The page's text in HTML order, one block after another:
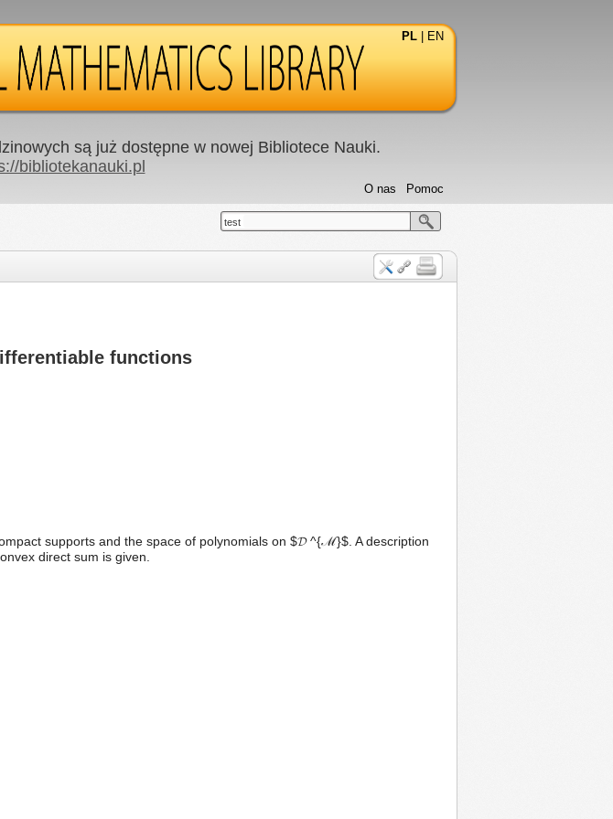
PL EN
są już dostępne w nowej Bibliotece Nauki.
bibliotekanauki.pl
Pomoc
O nas
test
functions
supports and the space of polynomials on $𝓓 ^{ℳ}$. A description
direct sum is given.